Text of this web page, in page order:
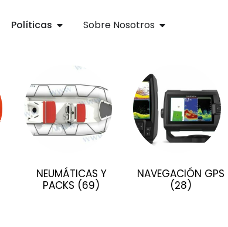
Políticas Sobre Nosotros
NEUMÁTICAS Y
PACKS (69)
NAVEGACIÓN GPS
(28)